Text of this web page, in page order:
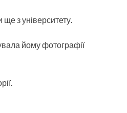
з університету.
йому фотографії